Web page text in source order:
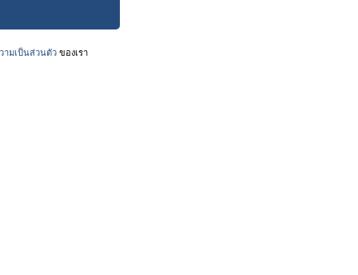
ามเป็นส่วนตัวของเรา